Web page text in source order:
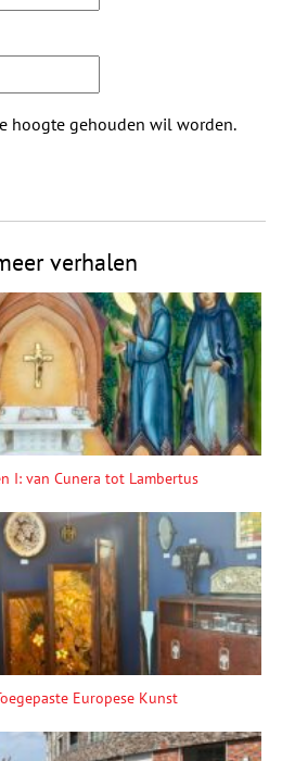
hoogte gehouden wil worden.
verhalen
I: van Cunera tot Lambertus
Europese Kunst